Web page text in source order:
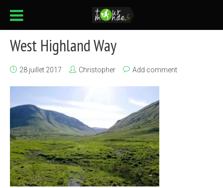
West Highland Way
28 juillet 2017 Christopher Add comment